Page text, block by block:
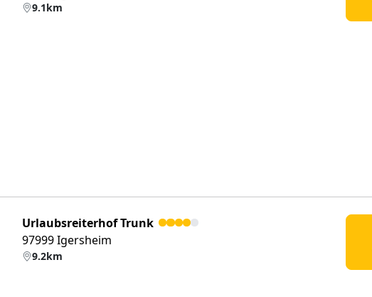
9.1km
Urlaubsreiterhof Trunk
97999 Igersheim
9.2km